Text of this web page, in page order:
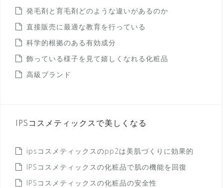
発毛剤と育毛剤どのような違いがあるのか
直接販売に最適な教育を行っている
科学的根拠のある有効成分
飾っている様子を見て嬉しくなれる化粧品
高級ブランド
IPSコスメティックスで美しくなる
ipsコスメティックスのpp2は美肌づくりに効果的
IPSコスメティックスの化粧品で肌の機能を回復
IPSコスメティックスの化粧品の安全性